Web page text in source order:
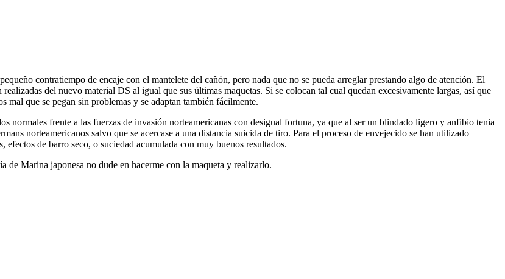
contratiempo de encaje con el mantelete del cañón, pero nada que no se pueda arreglar prestando algo de atención. El
del nuevo material DS al igual que sus últimas maquetas. Si se colocan tal cual quedan excesivamente largas, así que
que se pegan sin problemas y se adaptan también fácilmente.
normales frente a las fuerzas de invasión norteamericanas con desigual fortuna, ya que al ser un blindado ligero y anfibio tenia
norteamericanos salvo que se acercase a una distancia suicida de tiro. Para el proceso de envejecido se han utilizado
efectos de barro seco, o suciedad acumulada con muy buenos resultados.
Marina japonesa no dude en hacerme con la maqueta y realizarlo.